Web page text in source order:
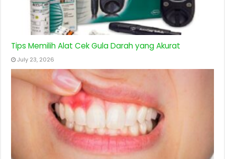
Tips Memilih Alat Cek Gula Darah yang Akurat
July 23, 2026